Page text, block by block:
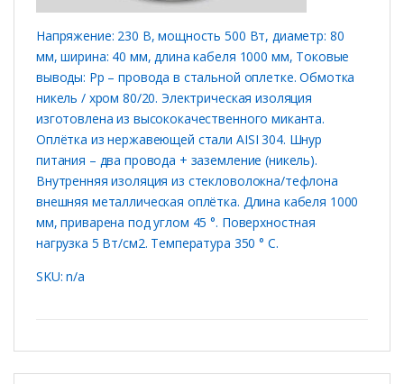
Напряжение: 230 В, мощность 500 Вт, диаметр: 80
мм, ширина: 40 мм, длина кабеля 1000 мм, Токовые
выводы: Рр – провода в стальной оплетке. Обмотка
никель / хром 80/20. Электрическая изоляция
изготовлена ​​из высококачественного миканта.
Оплётка из нержавеющей стали AISI 304. Шнур
питания – два провода + заземление (никель).
Внутренняя изоляция из стекловолокна/тефлона
внешняя металлическая оплётка. Длина кабеля 1000
мм, приварена под углом 45 °. Поверхностная
нагрузка 5 Вт/см2. Температура 350 ° C.
SKU: n/a